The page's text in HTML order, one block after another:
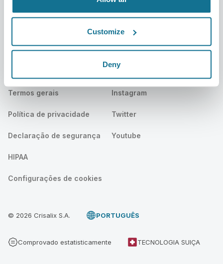
Customize
Deny
Crisalix
Legal
Termos gerais
Política de privacidade
Declaração de segurança
HIPAA
Configurações de cookies
Social
Instagram
Twitter
Youtube
© 2026 Crisalix S.A. PORTUGUÊS
Comprovado estatisticamente TECNOLOGIA SUIÇA